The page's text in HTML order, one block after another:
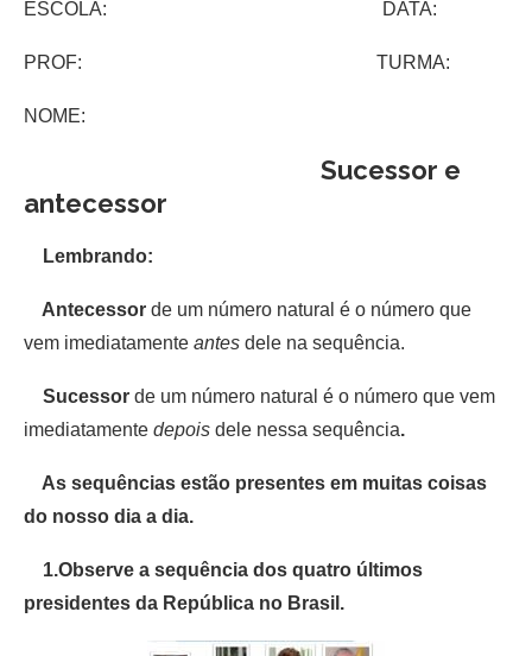
ESCOLA: DATA:
PROF: TURMA:
NOME:
Sucessor e
antecessor
Lembrando:
Antecessor de um número natural é o número que
vem imediatamente antes dele na sequência.
Sucessor de um número natural é o número que vem
imediatamente depois dele nessa sequência.
As sequências estão presentes em muitas coisas
do nosso dia a dia.
1.Observe a sequência dos quatro últimos
presidentes da República no Brasil.